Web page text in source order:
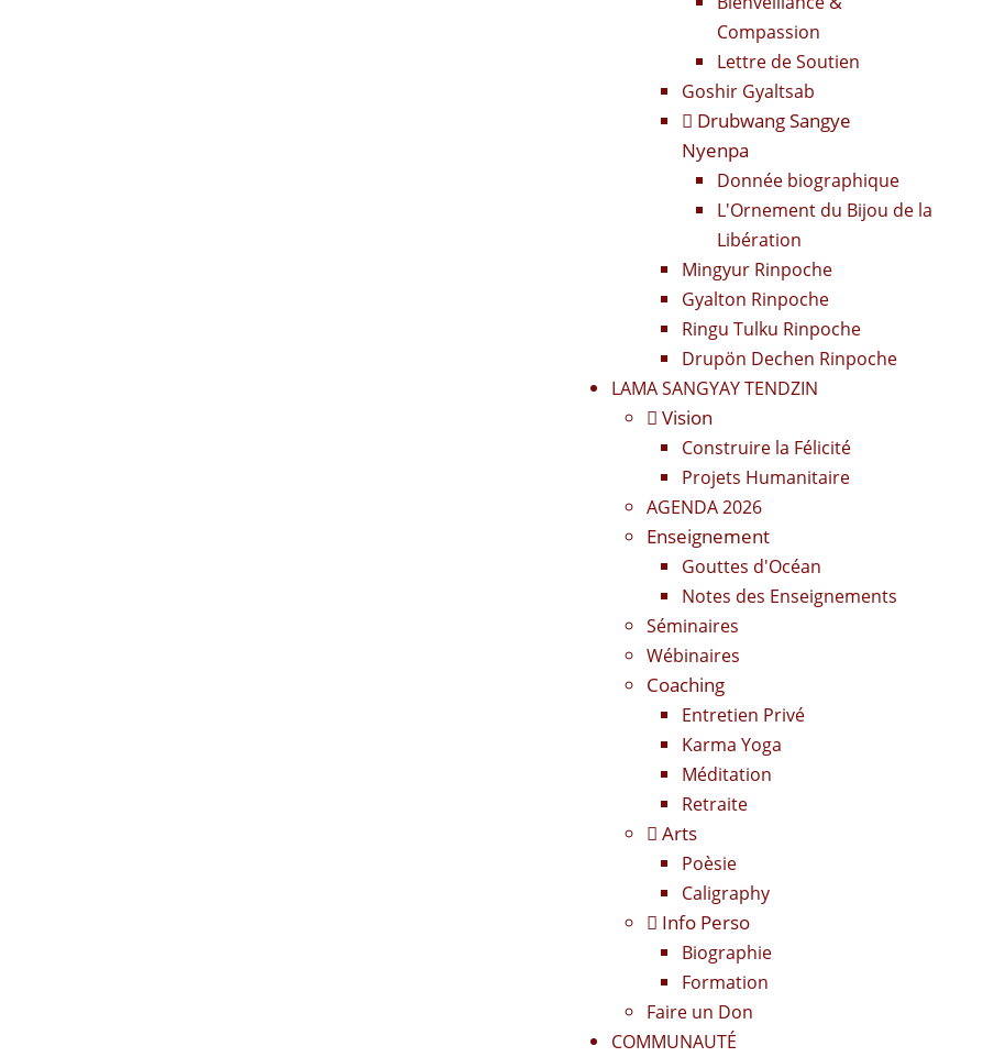
Compassion
Lettre de Soutien
Goshir Gyaltsab
Drubwang Sangye
Nyenpa
Donnée biographique
L'Ornement du Bijou de la
Libération
Mingyur Rinpoche
Gyalton Rinpoche
Ringu Tulku Rinpoche
Drupön Dechen Rinpoche
LAMA SANGYAY TENDZIN
Vision
Construire la Félicité
Projets Humanitaire
AGENDA 2026
Enseignement
Gouttes d'Océan
Notes des Enseignements
Séminaires
Wébinaires
Coaching
Entretien Privé
Karma Yoga
Méditation
Retraite
Arts
Poèsie
Caligraphy
Info Perso
Biographie
Formation
Faire un Don
COMMUNAUTÉ